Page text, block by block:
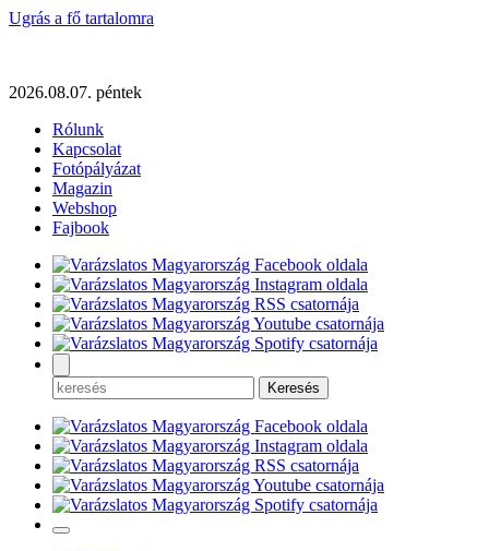
Ugrás a fő tartalomra
2026.08.07. péntek
Rólunk
Kapcsolat
Fotópályázat
Magazin
Webshop
Fajbook
Keresés
az
alábbi
kulcsszóra: